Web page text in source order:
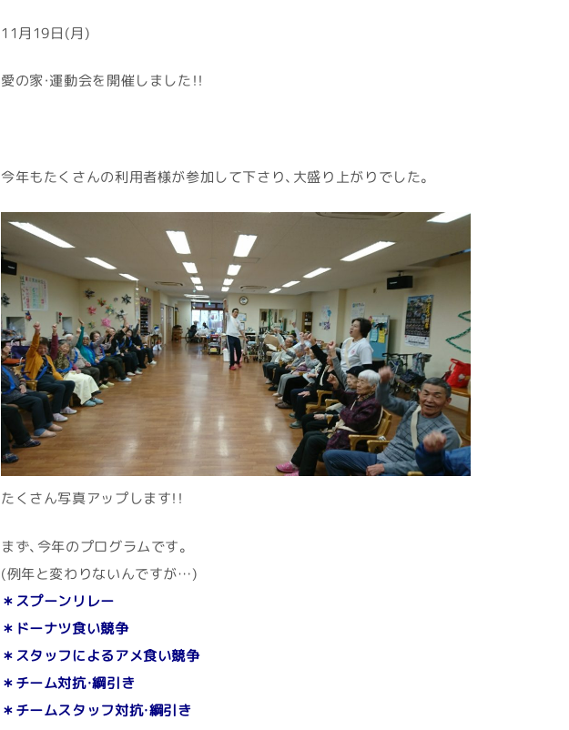
11月19日(月)
愛の家・運動会を開催しました！！
今年もたくさんの利用者様が参加して下さり、大盛り上がりでした。
たくさん写真アップします！！
まず、今年のプログラムです。
(例年と変わりないんですが…)
＊スプーンリレー
＊ドーナツ食い競争
＊スタッフによるアメ食い競争
＊チーム対抗・綱引き
＊チームスタッフ対抗・綱引き